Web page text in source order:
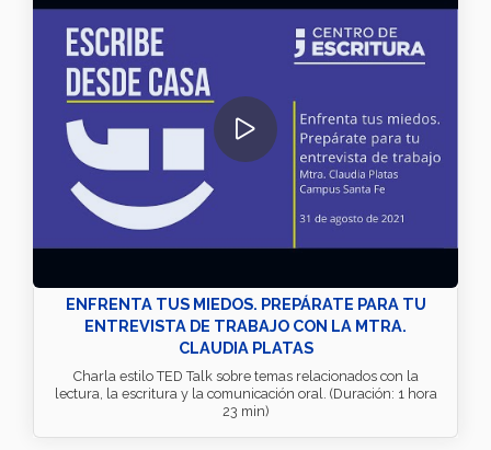
ENFRENTA TUS MIEDOS. PREPÁRATE PARA TU
ENTREVISTA DE TRABAJO CON LA MTRA.
CLAUDIA PLATAS
Charla estilo TED Talk sobre temas relacionados con la
lectura, la escritura y la comunicación oral. (Duración: 1 hora
23 min)